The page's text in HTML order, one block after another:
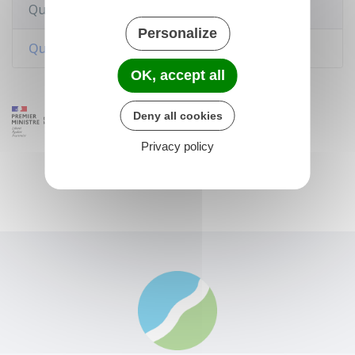
Questions ? Réponses !
Qu'est-ce qu'une concession funéraire ?
Personalize
OK, accept all
Deny all cookies
Privacy policy